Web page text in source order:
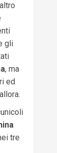
gli
, ma
ed
tre